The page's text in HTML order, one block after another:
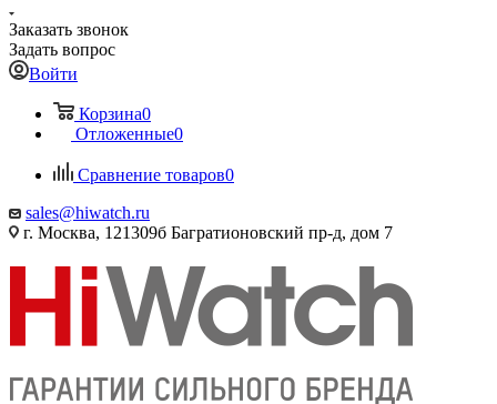
Заказать звонок
Задать вопрос
Войти
Корзина0
Отложенные0
Сравнение товаров0
sales@hiwatch.ru
г. Москва, 121309б Багратионовский пр-д, дом 7